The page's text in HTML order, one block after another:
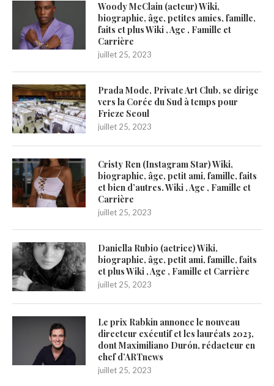
Woody McClain (acteur) Wiki,
biographie, âge, petites amies, famille,
faits et plus Wiki , Age , Famille et
Carrière
juillet 25, 2023
Prada Mode, Private Art Club, se dirige
vers la Corée du Sud à temps pour
Frieze Seoul
juillet 25, 2023
Cristy Ren (Instagram Star) Wiki,
biographie, âge, petit ami, famille, faits
et bien d’autres. Wiki , Age , Famille et
Carrière
juillet 25, 2023
Daniella Rubio (actrice) Wiki,
biographie, âge, petit ami, famille, faits
et plus Wiki , Age , Famille et Carrière
juillet 25, 2023
Le prix Rabkin annonce le nouveau
directeur exécutif et les lauréats 2023,
dont Maximiliano Durón, rédacteur en
chef d’ARTnews
juillet 25, 2023